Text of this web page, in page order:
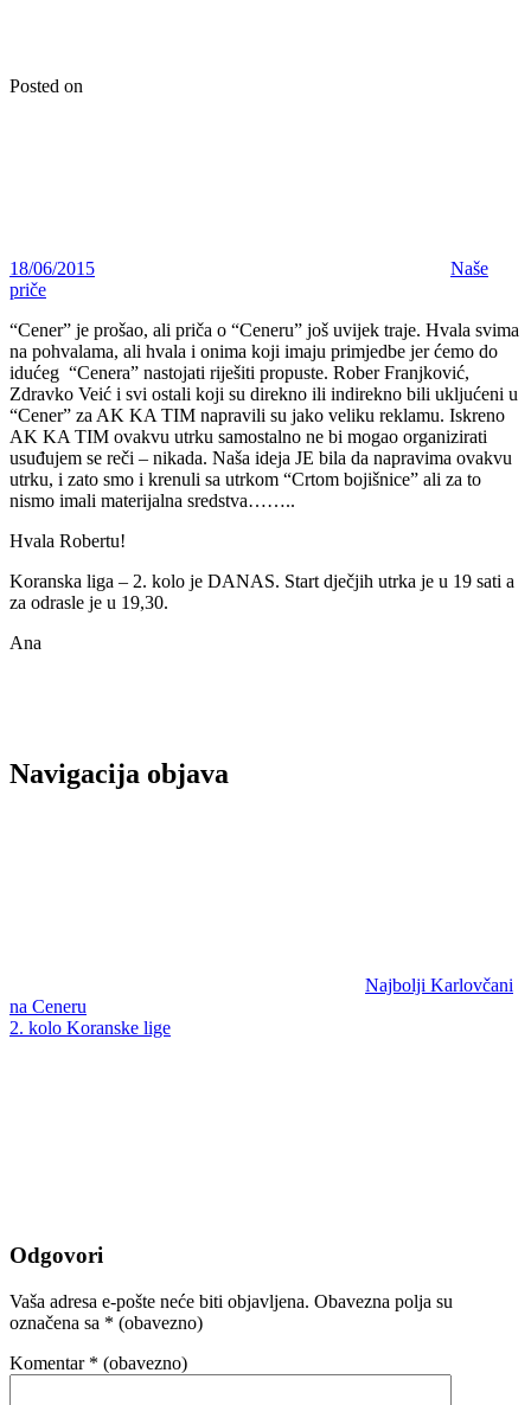
Posted on
18/06/2015
Naše
priče
“Cener” je prošao, ali priča o “Ceneru” još uvijek traje. Hvala svima
na pohvalama, ali hvala i onima koji imaju primjedbe jer ćemo do
idućeg “Cenera” nastojati riješiti propuste. Rober Franjković,
Zdravko Veić i svi ostali koji su direkno ili indirekno bili ukljućeni u
“Cener” za AK KA TIM napravili su jako veliku reklamu. Iskreno
AK KA TIM ovakvu utrku samostalno ne bi mogao organizirati
usuđujem se reči – nikada. Naša ideja JE bila da napravima ovakvu
utrku, i zato smo i krenuli sa utrkom “Crtom bojišnice” ali za to
nismo imali materijalna sredstva……..
Hvala Robertu!
Koranska liga – 2. kolo je DANAS. Start dječjih utrka je u 19 sati a
za odrasle je u 19,30.
Ana
Navigacija objava
Najbolji Karlovčani
na Ceneru
2. kolo Koranske lige
Odgovori
Vaša adresa e-pošte neće biti objavljena. Obavezna polja su
označena sa * (obavezno)
Komentar * (obavezno)